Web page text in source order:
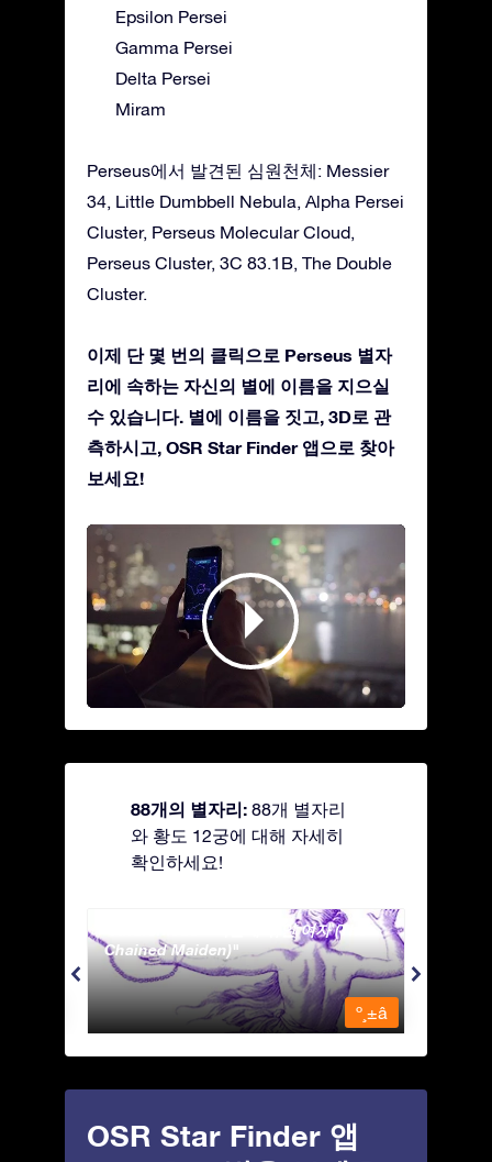
Epsilon Persei
Gamma Persei
Delta Persei
Miram
Perseus에서 발견된 심원천체: Messier
34, Little Dumbbell Nebula, Alpha Persei
Cluster, Perseus Molecular Cloud,
Perseus Cluster, 3C 83.1B, The Double
Cluster.
이제 단 몇 번의 클릭으로 Perseus 별자
리에 속하는 자신의 별에 이름을 지으실
수 있습니다. 별에 이름을 짓고, 3D로 관
측하시고, OSR Star Finder 앱으로 찾아
보세요!
88개의 별자리: 88개 별자리
와 황도 12궁에 대해 자세히
확인하세요!
Andromeda - 사슬에 묶인 여자 (The
Chained Maiden)
º¸±â
OSR Star Finder 앱